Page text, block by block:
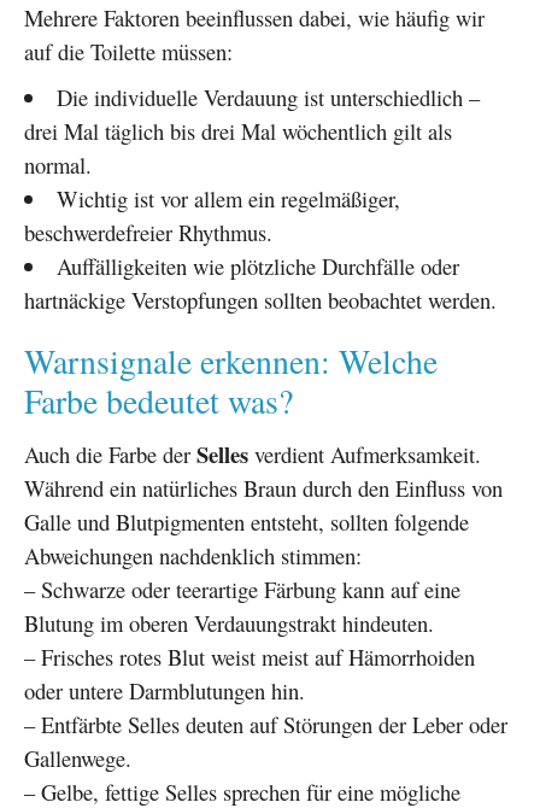
Mehrere Faktoren beeinflussen dabei, wie häufig wir
auf die Toilette müssen:
Die individuelle Verdauung ist unterschiedlich –
drei Mal täglich bis drei Mal wöchentlich gilt als
normal.
Wichtig ist vor allem ein regelmäßiger,
beschwerdefreier Rhythmus.
Auffälligkeiten wie plötzliche Durchfälle oder
hartnäckige Verstopfungen sollten beobachtet werden.
Warnsignale erkennen: Welche
Farbe bedeutet was?
Auch die Farbe der Selles verdient Aufmerksamkeit.
Während ein natürliches Braun durch den Einfluss von
Galle und Blutpigmenten entsteht, sollten folgende
Abweichungen nachdenklich stimmen:
– Schwarze oder teerartige Färbung kann auf eine
Blutung im oberen Verdauungstrakt hindeuten.
– Frisches rotes Blut weist meist auf Hämorrhoiden
oder untere Darmblutungen hin.
– Entfärbte Selles deuten auf Störungen der Leber oder
Gallenwege.
– Gelbe, fettige Selles sprechen für eine mögliche